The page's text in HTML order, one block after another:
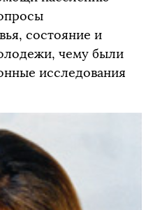
состояние и
чему были
исследования